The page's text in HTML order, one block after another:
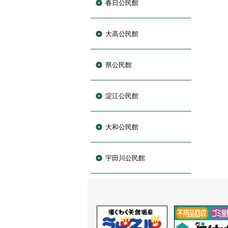
春日公民館
大高公民館
県公民館
淀江公民館
大和公民館
宇田川公民館